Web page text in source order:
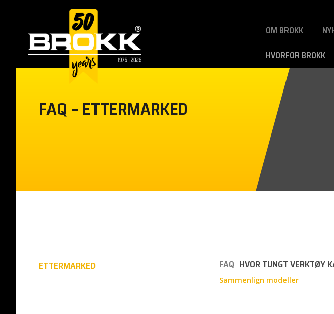
OM BROKK
HVORFOR BROKK
FAQ – ETTERMARKED
ETTERMARKED FAQ HVOR TUNGT VERKTØY
Sammenlign modeller